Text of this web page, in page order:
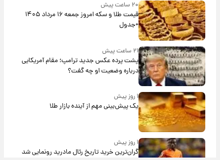
۲۰ ساعت پیش
قیمت طلا و سکه امروز جمعه ۱۶ مرداد ۱۴۰۵
+جدول
۲۱ ساعت پیش
پشت پرده عکس جدید ترامپ؛ مقام آمریکایی
درباره وضعیت او چه گفت؟
۱ روز پیش
یک پیش‌بینی مهم از آینده بازار طلا
۱ روز پیش
گران‌ترین خرید تاریخ رئال مادرید رونمایی شد